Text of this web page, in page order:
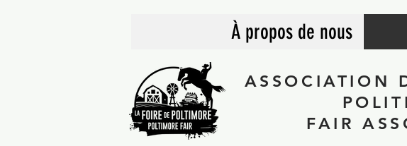
À propos de nous
ASSOCIATION
FAIR